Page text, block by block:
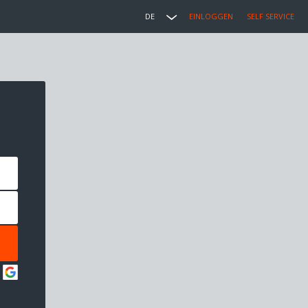
DE EINLOGGEN SELF SERVICE